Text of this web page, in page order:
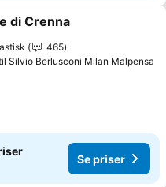
til i favoritter
di Crenna
465
Silvio Berlusconi Milan Malpensa
Se priser